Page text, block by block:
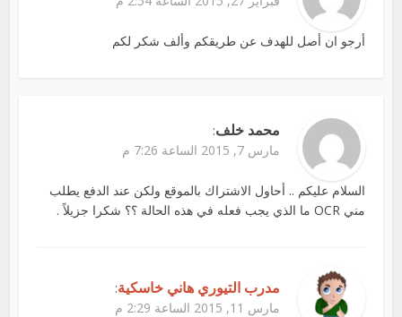
أرجو ان أصل للهدف عن طريقكم وألف شكر لكم
محمد خلف:
مارس 7, 2015 الساعة 7:26 م
السلام عليكم .. أحاول الاشتراك بالموقع ولكن عند الدفع يطلب
مني OCR ما الذي يجب فعله في هذه الحالة ؟؟ شكرا جزيلاً .
مدرب التيوري هاني خاسكية:
مارس 11, 2015 الساعة 2:29 م